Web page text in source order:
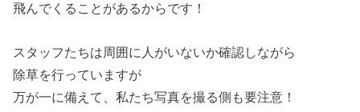
飛んでくることがあるからです！
スタッフたちは周囲に人がいないか確認しながら
除草を行っていますが
万が一に備えて、私たち写真を撮る側も要注意！